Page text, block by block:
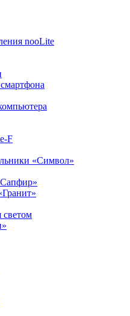
nooLite
F
«Символ»
светом